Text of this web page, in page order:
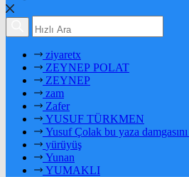
ziyaretx
ZEYNEP POLAT
ZEYNEP
zam
Zafer
YUSUF TÜRKMEN
Yusuf Çolak bu yaza
yürüyüş
Yunan
YUMAKLI